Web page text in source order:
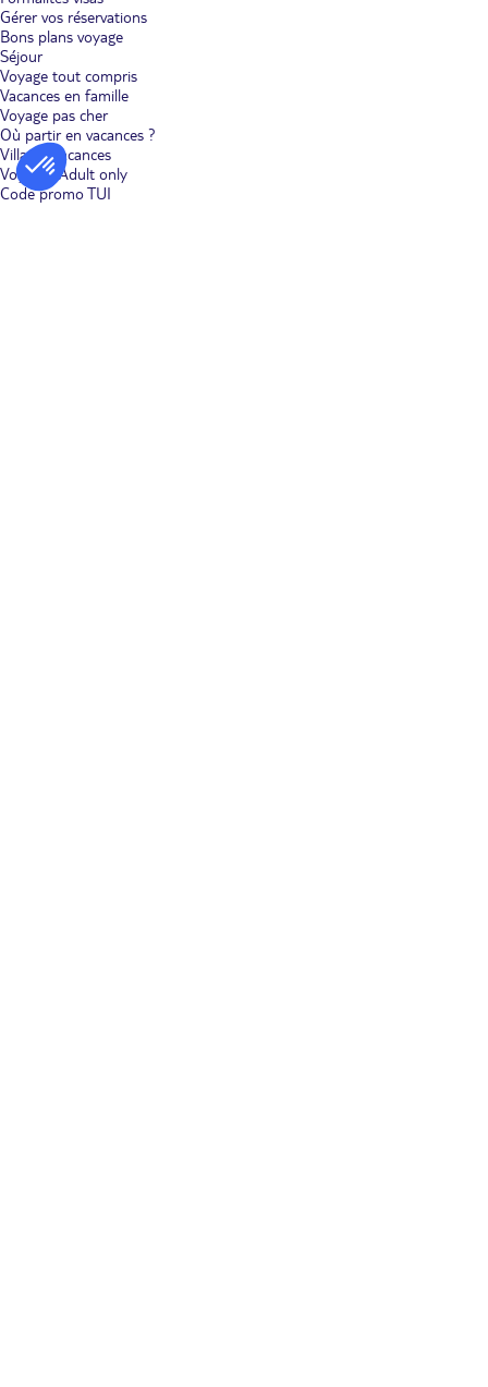
La Croatie à l'heure de la gourmandise dans votre club Lookéa
de Dubrovnik.
centrale, la cuisine croate vous réserve d'exquises surprises. Au
restaurant ou dans les konobas traditionnelles, goûtez le brodet, un
ragoût de poisson au vin blanc assez proche de la bouillabaisse, ou
la riblja corba, une savoureuse soupe de poisson. Faites honneur
aux moules qu'on sert dans la région de Dubrovnik à la « Buzara »
(une sauce au vin blanc, tomate et chapelure).
Gérer vos réservations
Bons plans voyage
Séjour
Voyage tout compris
Vacances en famille
Voyage pas cher
Où partir en vacances ?
Villages vacances
Voyages Adult only
Code promo TUI